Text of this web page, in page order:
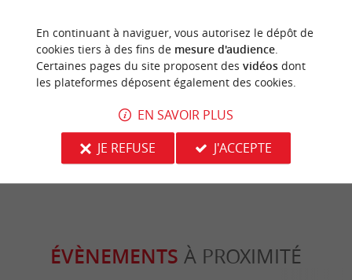
La Ferme Exotique, un parc animalier
ludique et pédagogique près de
7,5 km - Cadaujac
Familiale Séjours /
ÉVÈNEMENTS À PROXIMITÉ
En continuant à naviguer, vous autorisez le dépôt de
cookies tiers à des fins de mesure d'audience.
Certaines pages du site proposent des vidéosdont
les plateformes déposent également des cookies.
EN SAVOIR PLUS
JE REFUSE
J'ACCEPTE